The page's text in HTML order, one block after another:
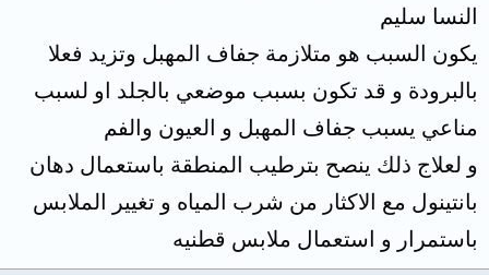
النسا سليم
يكون السبب هو متلازمة جفاف المهبل وتزيد فعلا
بالبرودة و قد تكون بسبب موضعي بالجلد او لسبب
مناعي يسبب جفاف المهبل و العيون والفم
و لعلاج ذلك ينصح بترطيب المنطقة باستعمال دهان
بانتينول مع الاكثار من شرب المياه و تغيير الملابس
باستمرار و استعمال ملابس قطنيه